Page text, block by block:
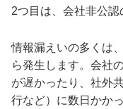
2つ目は、会社非公認
情報漏えいの多くは
ら発生します。会社
が遅かったり、社外
行など）に数日かか